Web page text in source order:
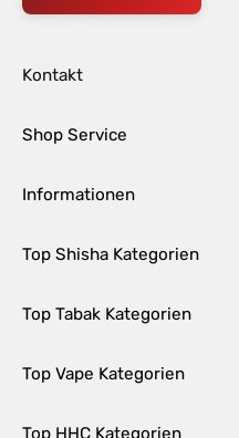
Kontakt
Shop Service
Informationen
Top Shisha Kategorien
Top Tabak Kategorien
Top Vape Kategorien
Top HHC Kategorien